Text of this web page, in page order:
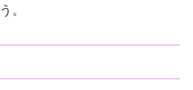
。